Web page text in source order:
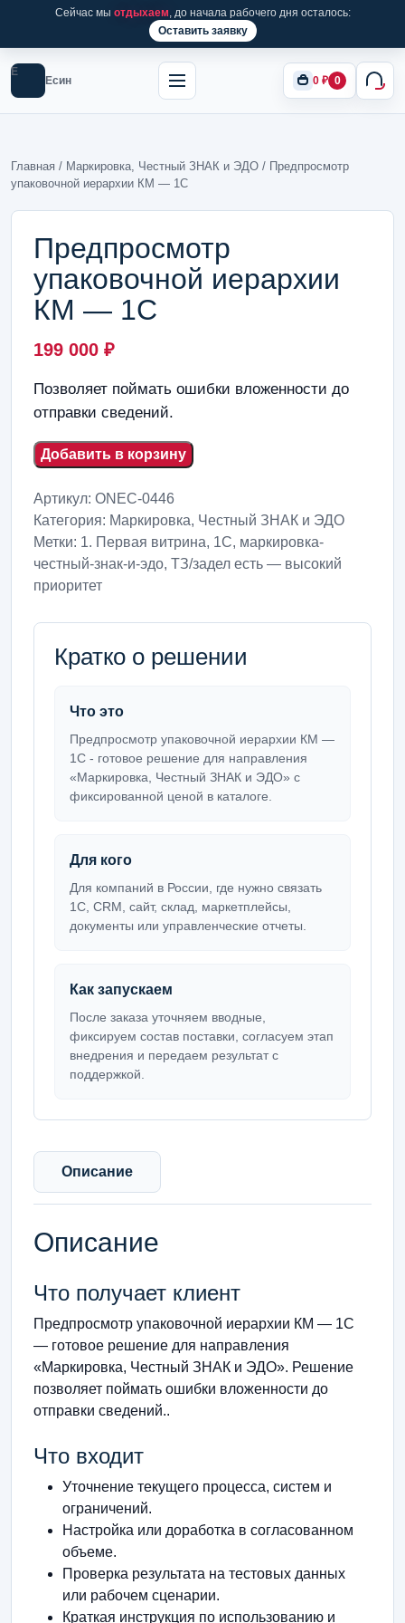
Сейчас мы отдыхаем, до начала рабочего дня осталось:
Оставить заявку
Е
Есин 0 ₽ 0
Главная / Маркировка, Честный ЗНАК и ЭДО / Предпросмотр
упаковочной иерархии КМ — 1С
Предпросмотр
упаковочной иерархии
КМ — 1С
199 000 ₽
Позволяет поймать ошибки вложенности до
отправки сведений.
Добавить в корзину
Артикул: ONEC-0446
Категория: Маркировка, Честный ЗНАК и ЭДО
Метки: 1. Первая витрина, 1С, маркировка-
честный-знак-и-эдо, ТЗ/задел есть — высокий
приоритет
Кратко о решении
Что это
Предпросмотр упаковочной иерархии КМ —
1С - готовое решение для направления
«Маркировка, Честный ЗНАК и ЭДО» с
фиксированной ценой в каталоге.
Для кого
Для компаний в России, где нужно связать
1С, CRM, сайт, склад, маркетплейсы,
документы или управленческие отчеты.
Как запускаем
После заказа уточняем вводные,
фиксируем состав поставки, согласуем этап
внедрения и передаем результат с
поддержкой.
Описание
Описание
Что получает клиент
Предпросмотр упаковочной иерархии КМ — 1С
— готовое решение для направления
«Маркировка, Честный ЗНАК и ЭДО». Решение
позволяет поймать ошибки вложенности до
отправки сведений..
Что входит
Уточнение текущего процесса, систем и
ограничений.
Настройка или доработка в согласованном
объеме.
Проверка результата на тестовых данных
или рабочем сценарии.
Краткая инструкция по использованию и